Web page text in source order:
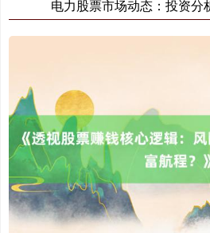
电力股票市场动态：投资分